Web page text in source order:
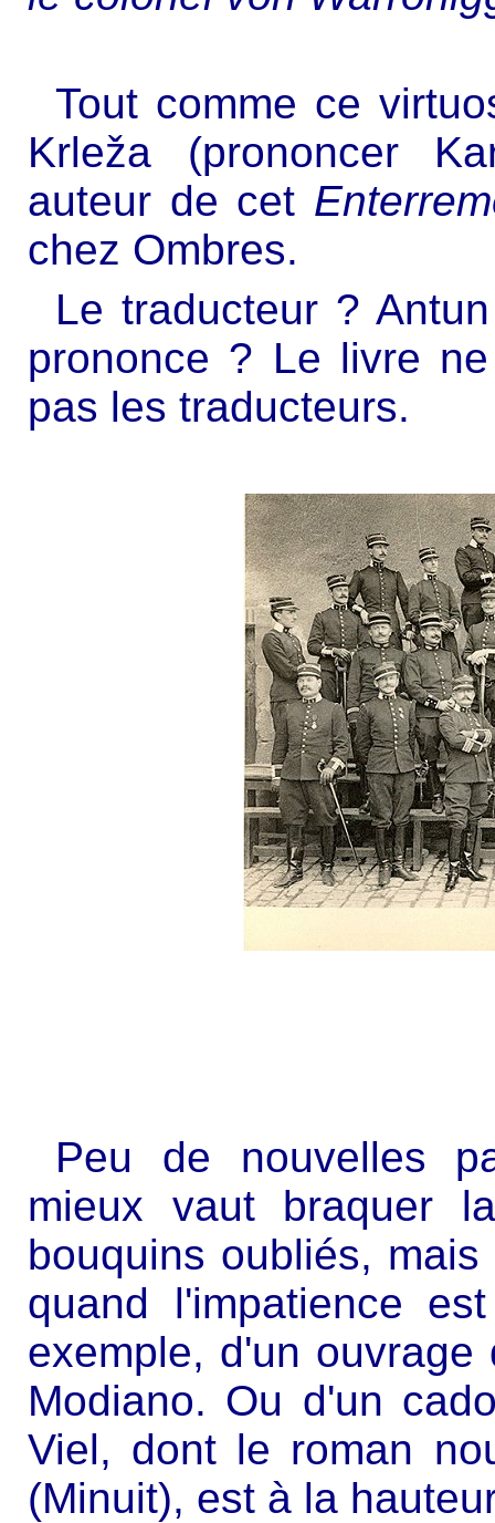
Tout comme ce
Krleža (prononcer
auteur de cet
chez Ombres.
Le traducteur ?
prononce ? Le livre
pas les traducteurs.
Peu de nouvelles
mieux vaut braquer
bouquins oubliés,
quand l'impatience
exemple, d'un
Modiano. Ou d'un
Viel, dont le roman
(Minuit), est à la